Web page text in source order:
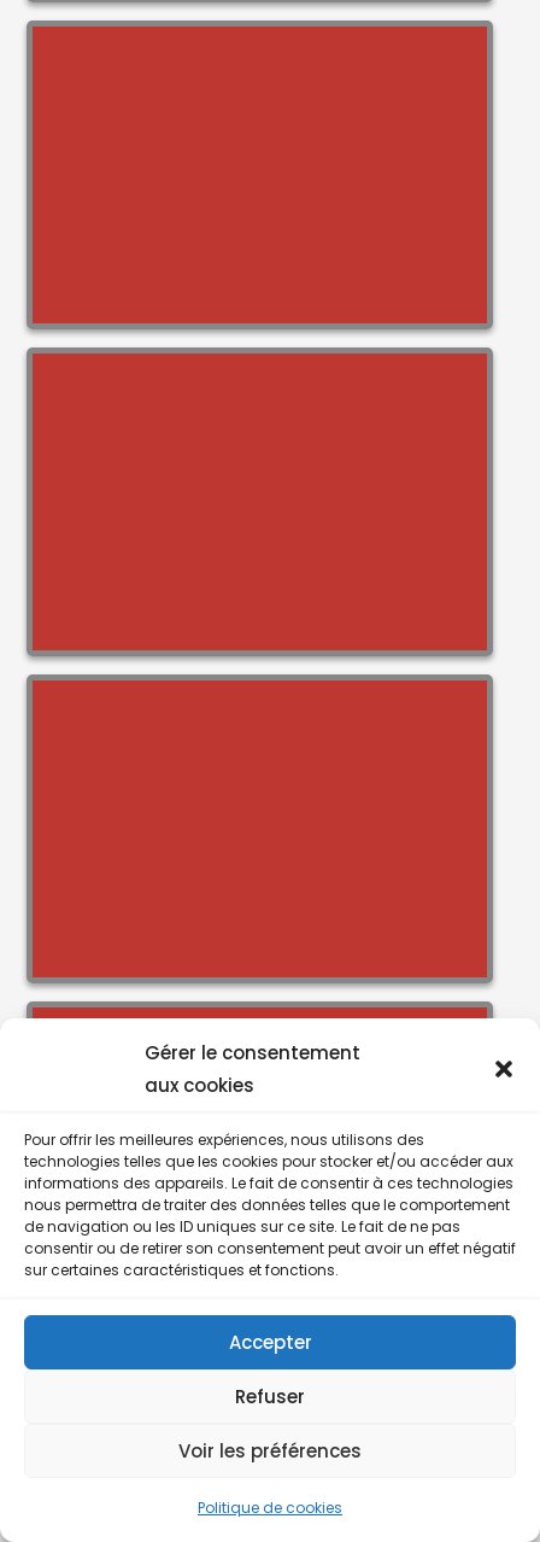
Gérer le consentement
aux cookies
Pour offrir les meilleures expériences, nous utilisons des
technologies telles que les cookies pour stocker et/ou accéder aux
informations des appareils. Le fait de consentir à ces technologies
nous permettra de traiter des données telles que le comportement
de navigation ou les ID uniques sur ce site. Le fait de ne pas
consentir ou de retirer son consentement peut avoir un effet négatif
sur certaines caractéristiques et fonctions.
Accepter
Refuser
Voir les préférences
Politique de cookies